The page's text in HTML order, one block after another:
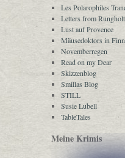
Les Polarophiles
Letters from Rungholt
Lust auf Provence
Mäusedoktors in
Novemberregen
Read on my Dear
Skizzenblog
Smillas Blog
STILL
Susie Lubell
TableTales
Meine Krimis